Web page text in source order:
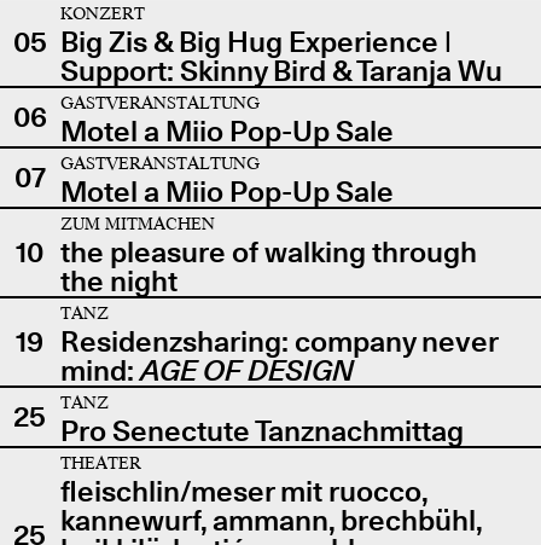
05
KONZERT
Big Zis & Big Hug Experience |
Support: Skinny Bird & Taranja Wu
06
GASTVERANSTALTUNG
Motel a Miio Pop-Up Sale
07
GASTVERANSTALTUNG
Motel a Miio Pop-Up Sale
10
ZUM MITMACHEN
the pleasure of walking through
the night
19
TANZ
Residenzsharing: company never
mind:AGE OF DESIGN
25
TANZ
Pro Senectute Tanznachmittag
25
THEATER
fleischlin/meser mit ruocco,
kannewurf, ammann, brechbühl,